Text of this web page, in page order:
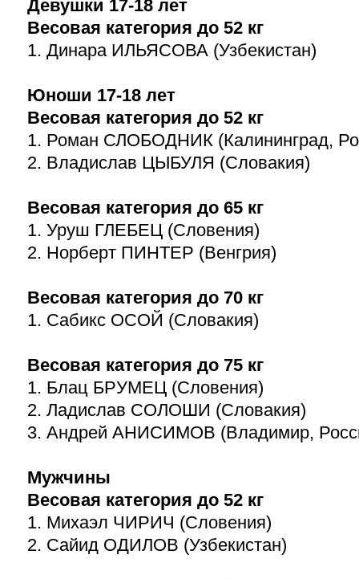
Девушки 17-18 лет
Весовая категория до 52 кг
1. Динара ИЛЬЯСОВА (Узбекистан)
Юноши 17-18 лет
Весовая категория до 52 кг
1. Роман СЛОБОДНИК (Калининград,
2. Владислав ЦЫБУЛЯ (Словакия)
Весовая категория до 65 кг
1. Уруш ГЛЕБЕЦ (Словения)
2. Норберт ПИНТЕР (Венгрия)
Весовая категория до 70 кг
1. Сабикс ОСОЙ (Словакия)
Весовая категория до 75 кг
1. Блац БРУМЕЦ (Словения)
2. Ладислав СОЛОШИ (Словакия)
3. Андрей АНИСИМОВ (Владимир,
Мужчины
Весовая категория до 52 кг
1. Михаэл ЧИРИЧ (Словения)
2. Сайид ОДИЛОВ (Узбекистан)